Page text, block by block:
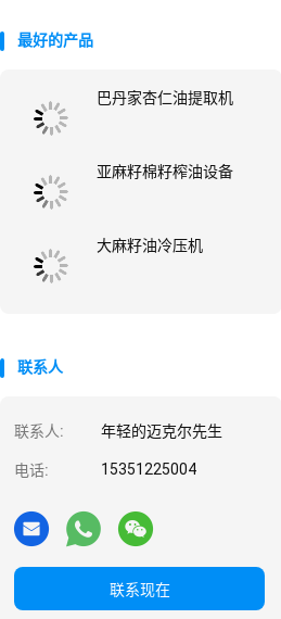
最好的产品
巴丹家杏仁油提取机
亚麻籽棉籽榨油设备
大麻籽油冷压机
联系人
联系人: 年轻的迈克尔先生
电话: 15351225004
联系现在